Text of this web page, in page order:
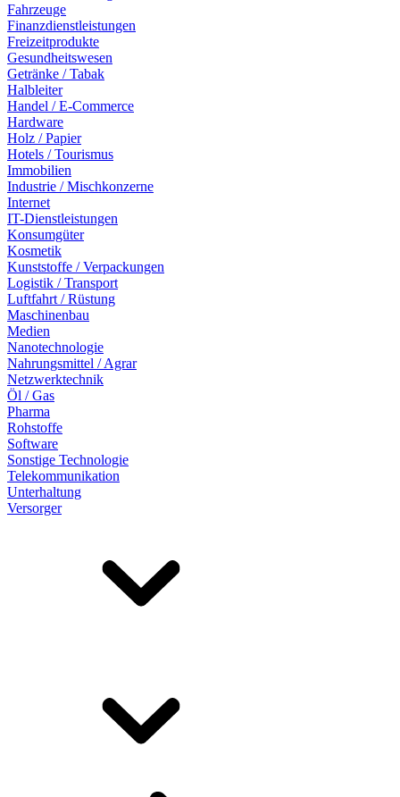
Fahrzeuge
Finanzdienstleistungen
Freizeitprodukte
Gesundheitswesen
Getränke / Tabak
Halbleiter
Handel / E-Commerce
Hardware
Holz / Papier
Hotels / Tourismus
Immobilien
Industrie / Mischkonzerne
Internet
IT-Dienstleistungen
Konsumgüter
Kosmetik
Kunststoffe / Verpackungen
Logistik / Transport
Luftfahrt / Rüstung
Maschinenbau
Medien
Nanotechnologie
Nahrungsmittel / Agrar
Netzwerktechnik
Öl / Gas
Pharma
Rohstoffe
Software
Sonstige Technologie
Telekommunikation
Unterhaltung
Versorger